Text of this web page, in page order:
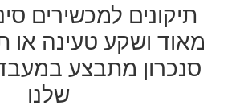
תיקונים למכשירים
מאוד ושקע טעינה או
סנכרון מתבצע
שלנו